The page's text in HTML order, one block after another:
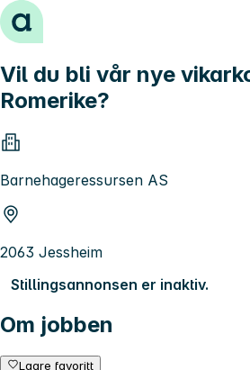
Hopp til innhold
Vil du bli vår nye
Romerike?
Barnehageressursen AS
2063 Jessheim
Stillingsannonsen er inaktiv.
Om jobben
Lagre favoritt